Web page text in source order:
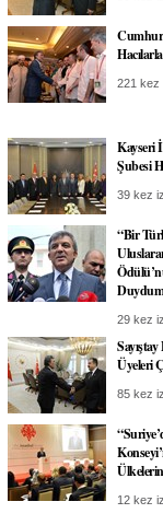
221 kez
Kayseri
Şubesi
39 kez
“Bir
29 kez
Üyeleri
85 kez
12 kez